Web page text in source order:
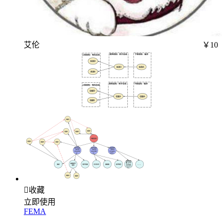
艾伦 ￥10
收藏
立即使用
FEMA